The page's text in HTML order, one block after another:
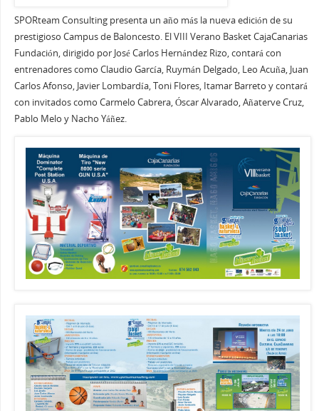
SPORteam Consulting presenta un año más la nueva edición de su
prestigioso Campus de Baloncesto. El VIII Verano Basket CajaCanarias
Fundación, dirigido por José Carlos Hernández Rizo, contará con
entrenadores como Claudio García, Ruymán Delgado, Leo Acuña, Juan
Carlos Afonso, Javier Lombardía, Toni Flores, Itamar Barreto y contará
con invitados como Carmelo Cabrera, Óscar Alvarado, Añaterve Cruz,
Pablo Melo y Nacho Yáñez.